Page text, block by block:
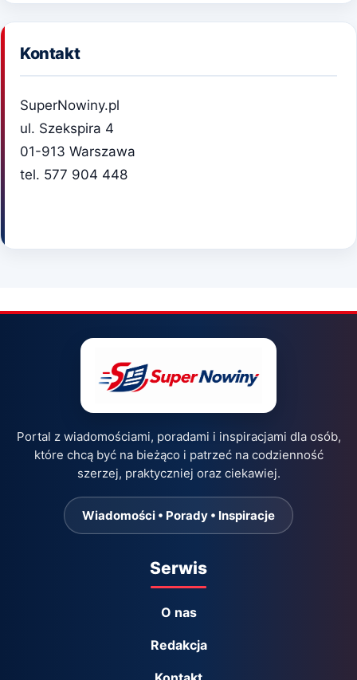
Kontakt
SuperNowiny.pl
ul. Szekspira 4
01-913 Warszawa
tel. 577 904 448
Portal z wiadomościami, poradami i inspiracjami dla osób,
które chcą być na bieżąco i patrzeć na codzienność
szerzej, praktyczniej oraz ciekawiej.
Wiadomości • Porady • Inspiracje
Serwis
O nas
Redakcja